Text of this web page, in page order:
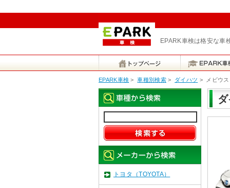
EPARK車検は格安な車
EPARK車検 > 車種別検索> ダイハツ > メビウス
トヨタ（TOYOTA）